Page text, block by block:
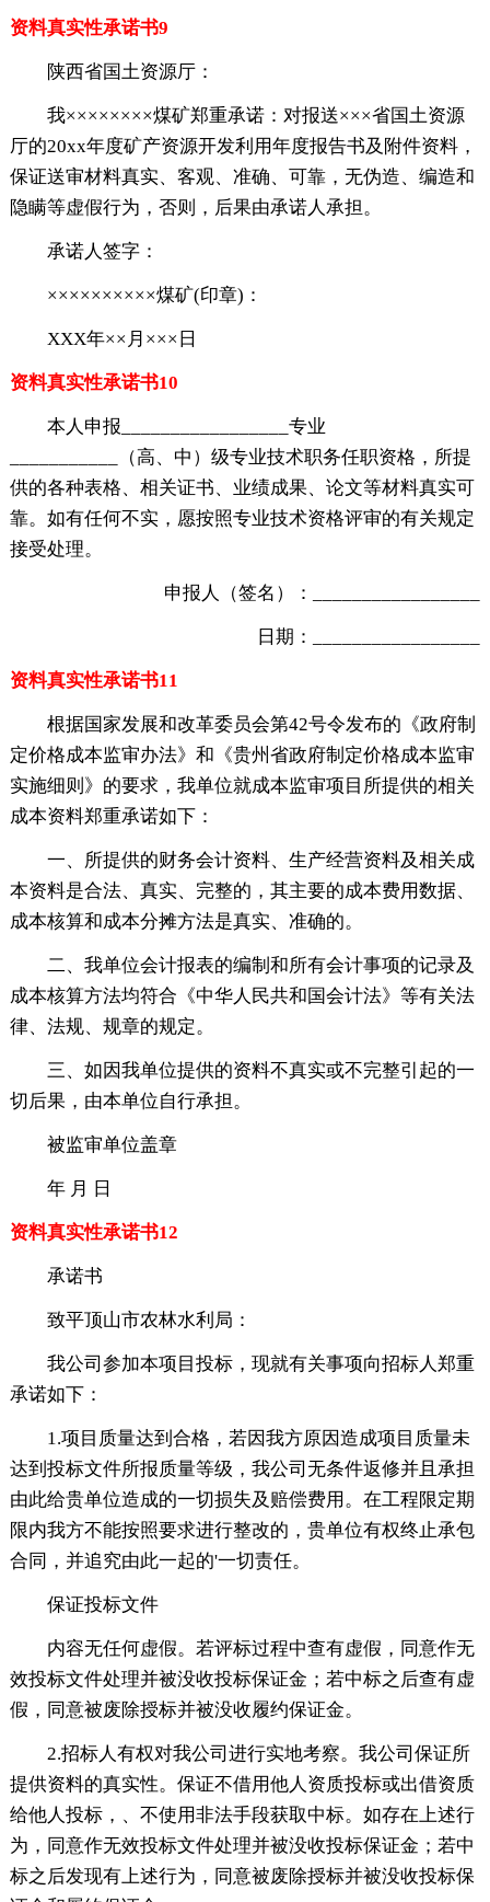
资料真实性承诺书9
陕西省国土资源厅：
我××××××××煤矿郑重承诺：对报送×××省国土资源
厅的20xx年度矿产资源开发利用年度报告书及附件资料，
保证送审材料真实、客观、准确、可靠，无伪造、编造和
隐瞒等虚假行为，否则，后果由承诺人承担。
承诺人签字：
××××××××××煤矿(印章)：
XXX年××月×××日
资料真实性承诺书10
本人申报_________________专业
___________（高、中）级专业技术职务任职资格，所提
供的各种表格、相关证书、业绩成果、论文等材料真实可
靠。如有任何不实，愿按照专业技术资格评审的有关规定
接受处理。
申报人（签名）：_________________
日期：_________________
资料真实性承诺书11
根据国家发展和改革委员会第42号令发布的《政府制
定价格成本监审办法》和《贵州省政府制定价格成本监审
实施细则》的要求，我单位就成本监审项目所提供的相关
成本资料郑重承诺如下：
一、所提供的财务会计资料、生产经营资料及相关成
本资料是合法、真实、完整的，其主要的成本费用数据、
成本核算和成本分摊方法是真实、准确的。
二、我单位会计报表的编制和所有会计事项的记录及
成本核算方法均符合《中华人民共和国会计法》等有关法
律、法规、规章的规定。
三、如因我单位提供的资料不真实或不完整引起的一
切后果，由本单位自行承担。
被监审单位盖章
年 月 日
资料真实性承诺书12
承诺书
致平顶山市农林水利局：
我公司参加本项目投标，现就有关事项向招标人郑重
承诺如下：
1.项目质量达到合格，若因我方原因造成项目质量未
达到投标文件所报质量等级，我公司无条件返修并且承担
由此给贵单位造成的一切损失及赔偿费用。在工程限定期
限内我方不能按照要求进行整改的，贵单位有权终止承包
合同，并追究由此一起的'一切责任。
保证投标文件
内容无任何虚假。若评标过程中查有虚假，同意作无
效投标文件处理并被没收投标保证金；若中标之后查有虚
假，同意被废除授标并被没收履约保证金。
2.招标人有权对我公司进行实地考察。我公司保证所
提供资料的真实性。保证不借用他人资质投标或出借资质
给他人投标，、不使用非法手段获取中标。如存在上述行
为，同意作无效投标文件处理并被没收投标保证金；若中
标之后发现有上述行为，同意被废除授标并被没收投标保